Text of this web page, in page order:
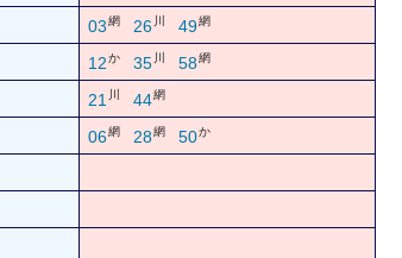
03網 26 川 49網
12か 35 川 58網
21 川 44網
06網 28網 50か